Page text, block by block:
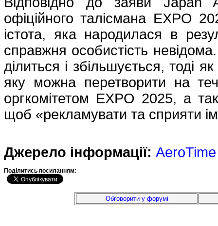
офіційного талісмана EXPO
істота, яка народилася в
справжня особистість
ділиться і збільшується, тоді
яку можна перетворити на
оргкомітетом EXPO 2025, а
щоб «рекламувати та сприяти
Джерело інформації: AeroTime
Подiлитись посиланням:
Обговорити у форумі